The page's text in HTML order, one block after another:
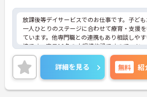
・段階的に相談員業務へチャレンジ可能
・スキルや資格に応じたサポートあり
→ 新しいキャリアに挑戦したい方も安心です
■ 地域とつながるやりがいポジション
人と人をつなぐ役割を担えます。
・利用者様・ご家族・ケアマネとの調整業務
・医療機関や居宅支援事業所との連携あり
・地域包括ケアの一員として活躍できる
放課後等デイサービスでのお仕事です。子ども
一人ひとりのステージに合わせて療育・支援
ています。他専門職との連携もあり相談しやす
境です。定員10名の小規模施設ですので、じ
と向き合うことができます。ご興味のある方
面接対策ポイントなど、さらに詳細をお話しい
ますのでお気軽にご相談ください！
詳細を見る 無料 紹